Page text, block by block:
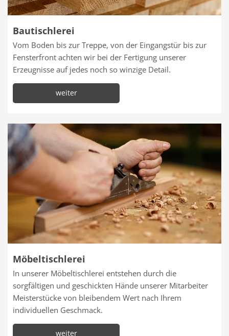
Bautischlerei
Vom Boden bis zur Treppe, von der Eingangstür bis zur
Fensterfront achten wir bei der Fertigung unserer
Erzeugnisse auf jedes noch so winzige Detail.
weiter
Möbeltischlerei
In unserer Möbeltischlerei entstehen durch die
sorgfältigen und geschickten Hände unserer Mitarbeiter
Meisterstücke von bleibendem Wert nach Ihrem
individuellen Geschmack.
weiter